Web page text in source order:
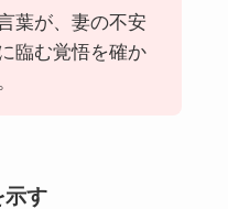
葉が、妻の不安
臨む覚悟を確か
示す